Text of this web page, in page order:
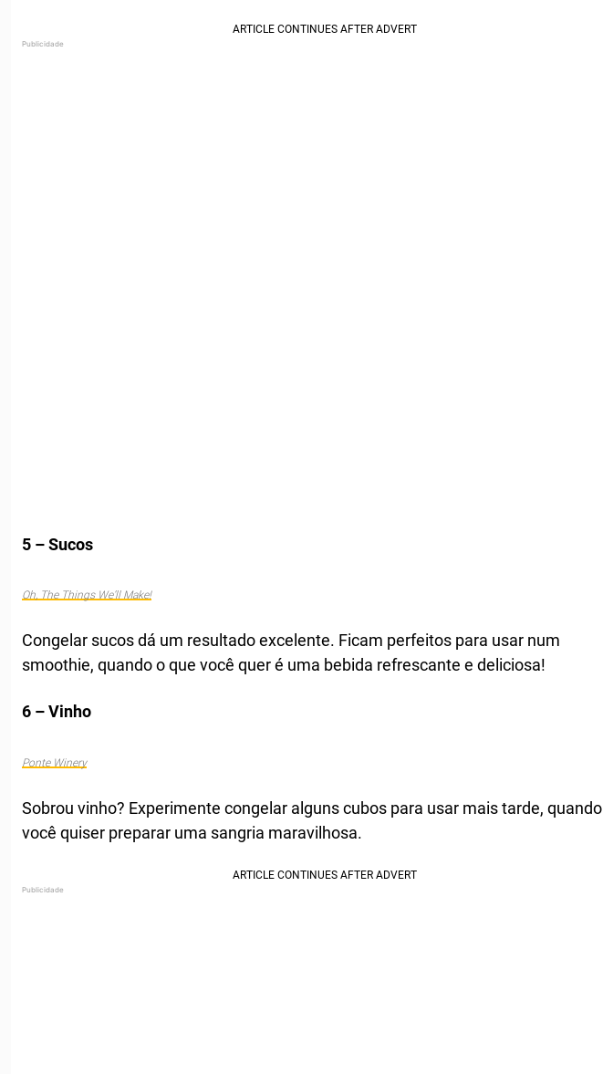
5 – Sucos
Oh, The Things We’ll Make!
Congelar sucos dá um resultado excelente. Ficam perfeitos para usar num
smoothie, quando o que você quer é uma bebida refrescante e deliciosa!
6 – Vinho
Ponte Winery
Sobrou vinho? Experimente congelar alguns cubos para usar mais tarde, quando
você quiser preparar uma sangria maravilhosa.